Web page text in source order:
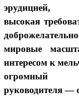
эрудицией,
высокая
мировые
интересом к
огромный
руководителя —